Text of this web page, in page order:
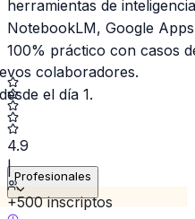
colaboradores.
el día 1.
Profesionales
herramientas de
NotebookLM, Google
100% práctico con casos
4.9
|
+500 inscriptos